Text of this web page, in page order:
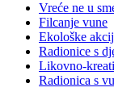
Vreće ne u
Filcanje vune
Ekološke
Radionice s
Likovno-
Radionica s